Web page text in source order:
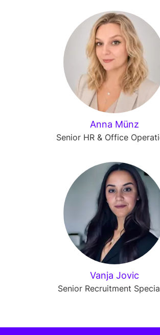
Anna Münz
Senior HR & Office
Vanja Jovic
Senior Recruitment